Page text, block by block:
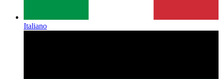
Italiano